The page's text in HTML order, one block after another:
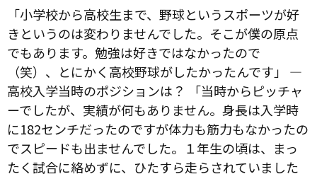
「小学校から高校生まで、野球というスポーツが好
きというのは変わりませんでした。そこが僕の原点
でもあります。勉強は好きではなかったので
（笑）、とにかく高校野球がしたかったんです」 ―
高校入学当時のポジションは？ 「当時からピッチャ
ーでしたが、実績が何もありません。身長は入学時
に182センチだったのですが体力も筋力もなかったの
でスピードも出ませんでした。１年生の頃は、まっ
たく試合に絡めずに、ひたすら走らされていました